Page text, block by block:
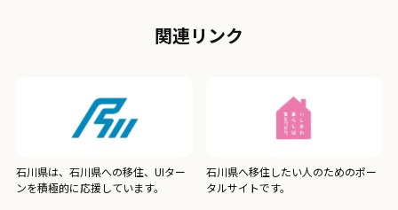
関連リンク
石川県は、石川県への移住、UIター
ンを積極的に応援しています。
石川県へ移住したい人のためのポー
タルサイトです。